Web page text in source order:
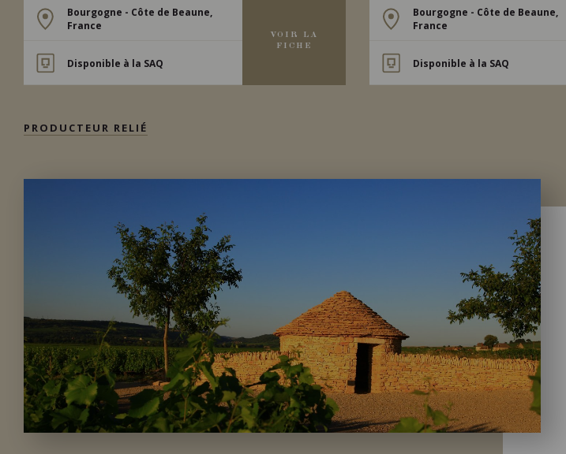
Bourgogne - Côte de Beaune,
France
Disponible à la SAQ
VOIR LA
FICHE
Bourgogne - Côte de Beaune,
France
Disponible à la SAQ
PRODUCTEUR RELIÉ